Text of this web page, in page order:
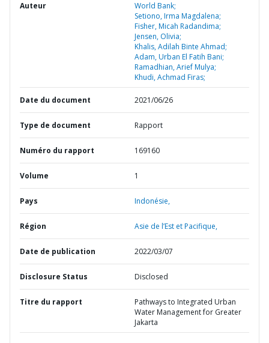
Auteur
World Bank;
Setiono, Irma Magdalena;
Fisher, Micah Radandima;
Jensen, Olivia;
Khalis, Adilah Binte Ahmad;
Adam, Urban El Fatih Bani;
Ramadhian, Arief Mulya;
Khudi, Achmad Firas;
Date du document 2021/06/26
Type de document Rapport
Numéro du rapport 169160
Volume 1
Pays Indonésie,
Région Asie de l’Est et Pacifique,
Date de publication 2022/03/07
Disclosure Status Disclosed
Titre du rapport
Pathways to Integrated Urban
Water Management for Greater
Jakarta